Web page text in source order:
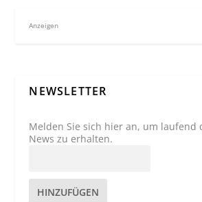
Anzeigen
NEWSLETTER
Melden Sie sich hier an, um laufend
News zu erhalten.
HINZUFÜGEN